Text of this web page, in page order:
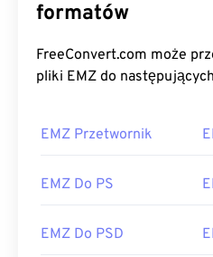
formatów
FreeConvert.com może
pliki EMZ do
EMZ Przetwornik
EMZ Do PS
EMZ Do PSD